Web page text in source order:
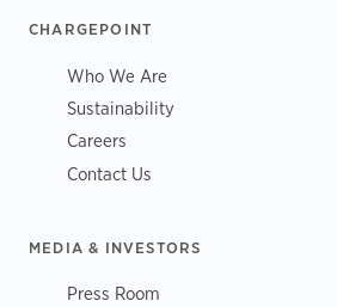
CHARGEPOINT
Who We Are
Sustainability
Careers
Contact Us
MEDIA & INVESTORS
Press Room